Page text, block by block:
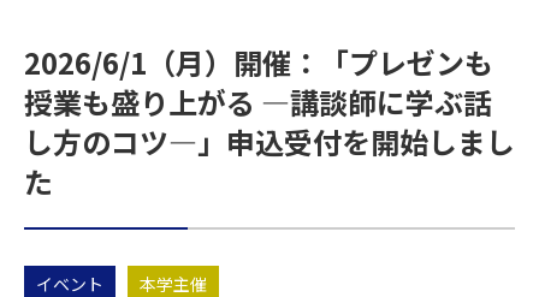
2026/6/1（月）開催：「プレゼンも
授業も盛り上がる ―講談師に学ぶ話
し方のコツ―」申込受付を開始しまし
た
イベント 本学主催